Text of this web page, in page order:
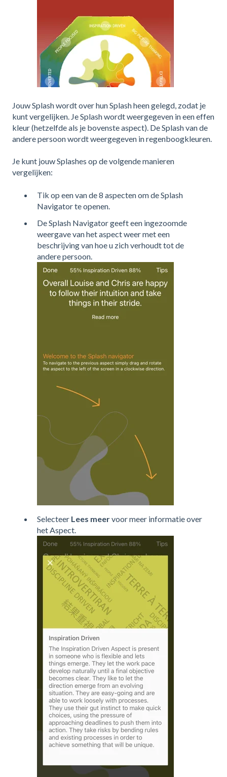
Jouw Splash wordt over hun Splash heen gelegd, zodat je
kunt vergelijken. Je Splash wordt weergegeven in een effen
kleur (hetzelfde als je bovenste aspect). De Splash van de
andere persoon wordt weergegeven in regenboogkleuren.
Je kunt jouw Splashes op de volgende manieren
vergelijken:
Tik op een van de 8 aspecten om de Splash
Navigator te openen.
De Splash Navigator geeft een ingezoomde
weergave van het aspect weer met een
beschrijving van hoe u zich verhoudt tot de
andere persoon.
Selecteer Lees meervoor meer informatie over
het Aspect.